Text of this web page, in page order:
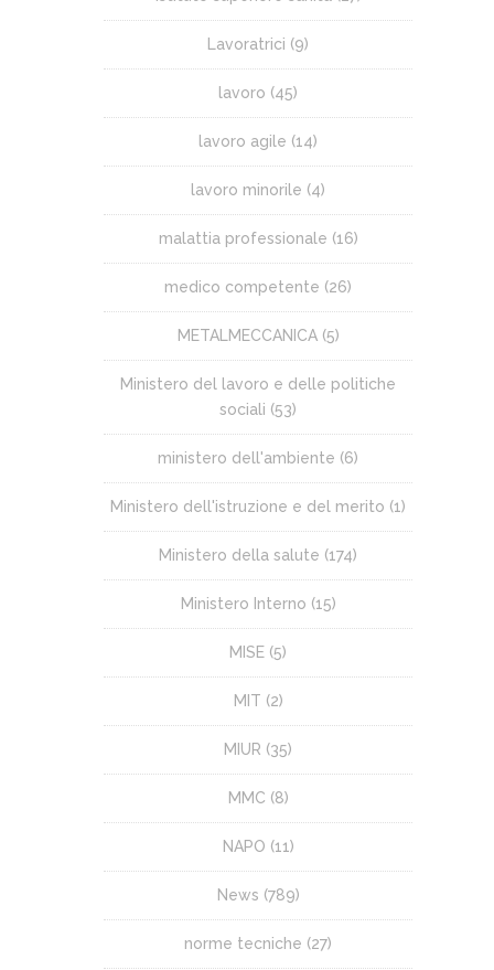
Lavoratrici (9)
lavoro (45)
lavoro agile (14)
lavoro minorile (4)
malattia professionale (16)
medico competente (26)
METALMECCANICA(5)
Ministero del lavoro e delle politiche
sociali (53)
ministero dell'ambiente (6)
Ministero dell'istruzione e del merito (1)
Ministero della salute (174)
Ministero Interno (15)
MISE (5)
MIT (2)
MIUR (35)
MMC (8)
NAPO (11)
News (789)
norme tecniche (27)